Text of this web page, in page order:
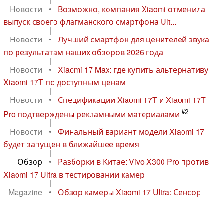
Новости
•
Возможно, компания Xiaomi отменила
выпуск своего флагманского смартфона Ult...
|
Новости
•
Лучший смартфон для ценителей звука
по результатам наших обзоров 2026 года
|
Новости
•
Xiaomi 17 Max: где купить альтернативу
Xiaomi 17T по доступным ценам
|
Новости
•
Спецификации Xiaomi 17T и Xiaomi 17T
Pro подтверждены рекламными материалами #2
|
Новости
•
Финальный вариант модели Xiaomi 17
будет запущен в ближайшее время
|
Обзор
•
Разборки в Китае: Vivo X300 Pro против
Xiaomi 17 Ultra в тестировании камер
|
Magazine
•
Обзор камеры Xiaomi 17 Ultra: Сенсор